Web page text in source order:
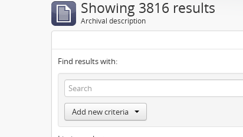
Showing 3816 results
Archival description
Find results with:
Add new criteria